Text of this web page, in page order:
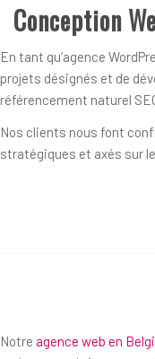
Conception
En tant qu’agence
projets désignés et de
référencement naturel
Nos clients nous font
stratégiques et axés sur
Notre agence web en